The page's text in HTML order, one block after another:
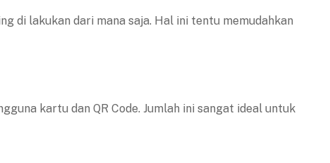
di lakukan dari mana saja. Hal ini tentu memudahkan
kartu dan QR Code. Jumlah ini sangat ideal untuk